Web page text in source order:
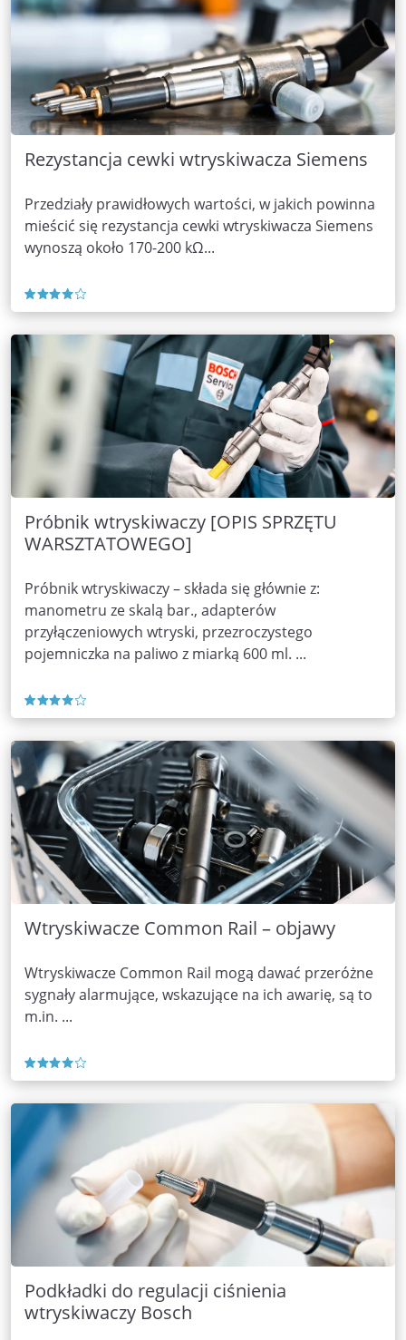
Rezystancja cewki wtryskiwacza Siemens
Przedziały prawidłowych wartości, w jakich powinna
mieścić się rezystancja cewki wtryskiwacza Siemens
wynoszą około 170-200 kΩ...
Próbnik wtryskiwaczy [OPIS SPRZĘTU
WARSZTATOWEGO]
Próbnik wtryskiwaczy – składa się głównie z:
manometru ze skalą bar., adapterów
przyłączeniowych wtryski, przezroczystego
pojemniczka na paliwo z miarką 600 ml. ...
Wtryskiwacze Common Rail – objawy
Wtryskiwacze Common Rail mogą dawać przeróżne
sygnały alarmujące, wskazujące na ich awarię, są to
m.in. ...
Podkładki do regulacji ciśnienia
wtryskiwaczy Bosch